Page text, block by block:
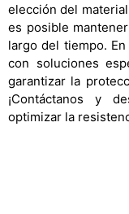
elección del
es posible
largo del tiempo. En
con soluciones
garantizar la
¡Contáctanos y
optimizar la